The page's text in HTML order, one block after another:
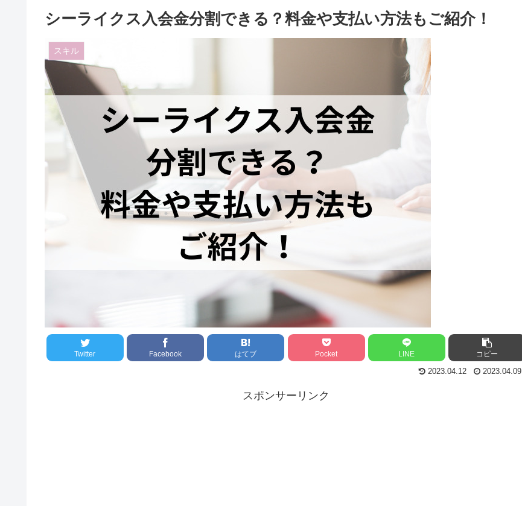
シーライクス入会金分割できる？料金や支払い方法もご紹介！
スキル
Twitter Facebook はてブ Pocket LINE コピー
2023.04.12 2023.04.09
スポンサーリンク